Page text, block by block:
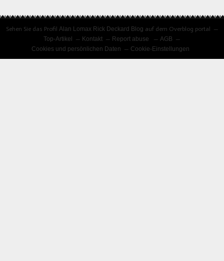
Sehen Sie das Profil Alan Lomax Rick Deckard Blog auf dem Overblog portal
Top-Artikel
Kontakt Report abuse
AGB
Cookies und persönlichen Daten
Cookie-Einstellungen